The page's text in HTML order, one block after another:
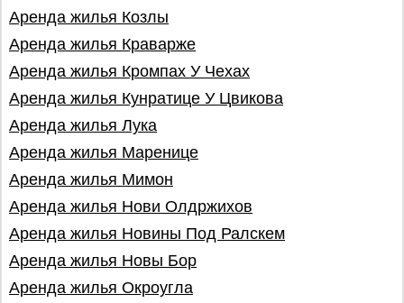
Аренда жилья Козлы
Аренда жилья Краварже
Аренда жилья Кромпах У Чехах
Аренда жилья Кунратице У Цвикова
Аренда жилья Лука
Аренда жилья Маренице
Аренда жилья Мимoн
Аренда жилья Нови Олдржихов
Аренда жилья Новины Под Ралскем
Аренда жилья Новы Бор
Аренда жилья Окроугла